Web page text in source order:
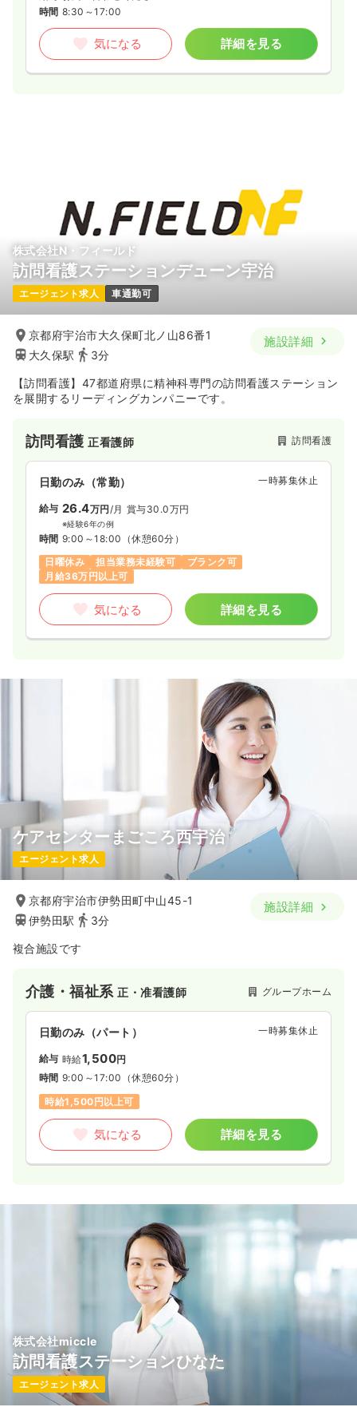
気になる 詳細を見る
時間 8:30～17:00
気になる 詳細を見る
株式会社N・フィールド
訪問看護ステーションデューン宇治
エージェント求人 車通勤可
京都府宇治市大久保町北ノ山86番1
大久保駅
3分
施設詳細
【訪問看護】47都道府県に精神科専門の訪問看護ステーション
を展開するリーディングカンパニーです。
訪問看護正看護師 訪問看護
日勤のみ（常勤） 一時募集休止
給与 26.4万円 /月 賞与30.0万円
※経験6年の例
時間 9:00～18:00 （休憩60分）
日曜休み
担当業務未経験可
ブランク可
月給36万円以上可
気になる 詳細を見る
ケアセンターまごころ西宇治
エージェント求人
京都府宇治市伊勢田町中山45-1
伊勢田駅
3分
施設詳細
複合施設です
介護・福祉系正・准看護師 グループホーム
日勤のみ（パート） 一時募集休止
給与 時給1,500円
時間 9:00～17:00 （休憩60分）
時給1,500円以上可
気になる 詳細を見る
株式会社miccle
訪問看護ステーションひなた
エージェント求人